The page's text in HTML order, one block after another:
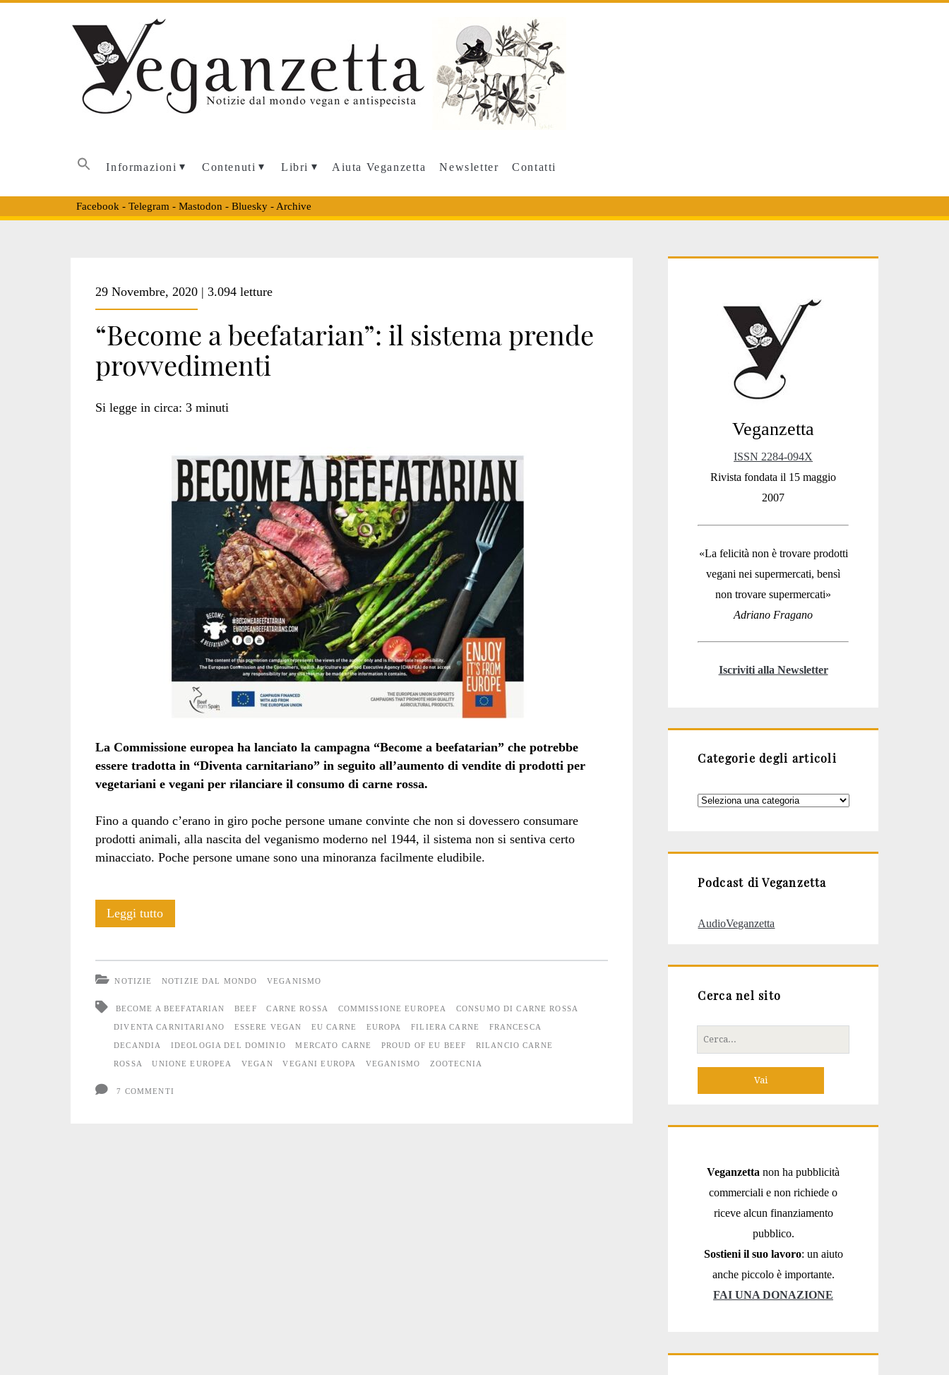
Informazioni Contenuti Libri Aiuta Veganzetta Newsletter Contatti
Facebook - Telegram - Mastodon - Bluesky- Archive
<span>vegani
europa</span>
29 Novembre, 2020 | 3.094 letture
“Become a beefatarian”: il sistema prende
provvedimenti
Si legge in circa: 3 minuti
La Commissione europea ha lanciato la campagna “Become a beefatarian” che potrebbe
essere tradotta in “Diventa carnitariano” in seguito all’aumento di vendite di prodotti per
vegetariani e vegani per rilanciare il consumo di carne rossa.
Fino a quando c’erano in giro poche persone umane convinte che non si dovessero consumare
prodotti animali, alla nascita del veganismo moderno nel 1944, il sistema non si sentiva certo
minacciato. Poche persone umane sono una minoranza facilmente eludibile.
Leggi tutto“Become
sistema
prende
NOTIZIE NOTIZIE DAL MONDO VEGANISMO
BECOME A BEEFATARIAN BEEF CARNE ROSSA COMMISSIONE EUROPEA CONSUMO DI CARNE ROSSA
DIVENTA CARNITARIANO ESSERE VEGAN EU CARNE EUROPA FILIERA CARNE FRANCESCA
DECANDIA IDEOLOGIA DEL DOMINIO MERCATO CARNE PROUD OF EU BEEF RILANCIO CARNE
ROSSA UNIONE EUROPEA VEGAN VEGANI EUROPA VEGANISMO ZOOTECNIA
7 COMMENTI
Sidebar
Veganzetta
ISSN 2284-094X
Rivista fondata il 15 maggio
2007
«La felicità non è trovare prodotti
vegani nei supermercati, bensì
non trovare supermercati»
Adriano Fragano
Iscriviti alla Newsletter
Categorie degli articoli
Categorie
Podcast di Veganzetta
AudioVeganzetta
Cerca nel sito
Cerca
per:
Veganzetta non ha pubblicità
commerciali e non richiede o
riceve alcun finanziamento
pubblico.
Sostieni il suo lavoro: un aiuto
anche piccolo è importante.
FAI UNA DONAZIONE